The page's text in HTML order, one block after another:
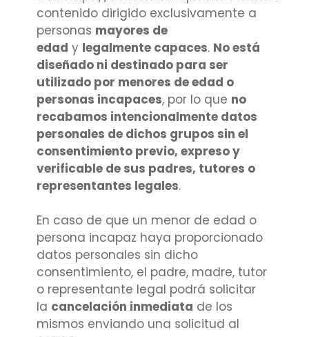
contenido dirigido exclusivamente a
personas mayores de
edad y legalmente capaces. No está
diseñado ni destinado para ser
utilizado por menores de edad o
personas incapaces, por lo que no
recabamos intencionalmente datos
personales de dichos grupos sin el
consentimiento previo, expreso y
verificable de sus padres, tutores o
representantes legales.
En caso de que un menor de edad o
persona incapaz haya proporcionado
datos personales sin dicho
consentimiento, el padre, madre, tutor
o representante legal podrá solicitar
la cancelación inmediata de los
mismos enviando una solicitud al